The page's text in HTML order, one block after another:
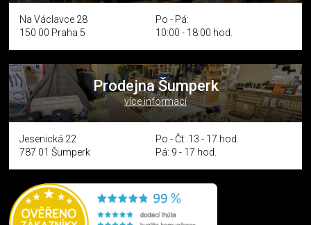
Na Václavce 28
150 00 Praha 5
Po - Pá:
10:00 - 18:00 hod.
Prodejna Šumperk
více informací
Jesenická 22
787 01 Šumperk
Po - Čt: 13 - 17 hod.
Pá: 9 - 17 hod.